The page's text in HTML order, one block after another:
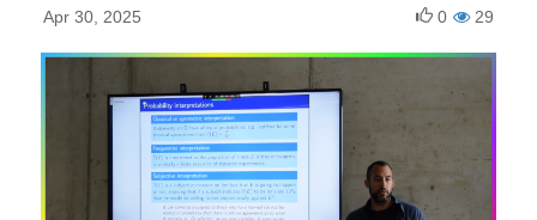
académica y el proceso de admisión.
Apr 30, 2025 29
0